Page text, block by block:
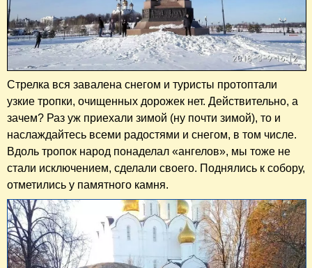
Стрелка вся завалена снегом и туристы протоптали
узкие тропки, очищенных дорожек нет. Действительно, а
зачем? Раз уж приехали зимой (ну почти зимой), то и
наслаждайтесь всеми радостями и снегом, в том числе.
Вдоль тропок народ понаделал «ангелов», мы тоже не
стали исключением, сделали своего. Поднялись к собору,
отметились у памятного камня.